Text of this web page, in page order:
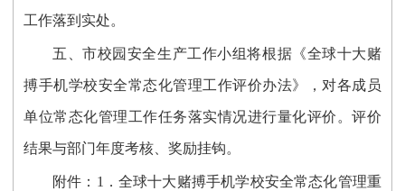
工作落到实处。
五、市校园安全生产工作小组将根据《全球十大赌
搏手机学校安全常态化管理工作评价办法》，对各成员
单位常态化管理工作任务落实情况进行量化评价。评价
结果与部门年度考核、奖励挂钩。
附件：1．全球十大赌搏手机学校安全常态化管理重